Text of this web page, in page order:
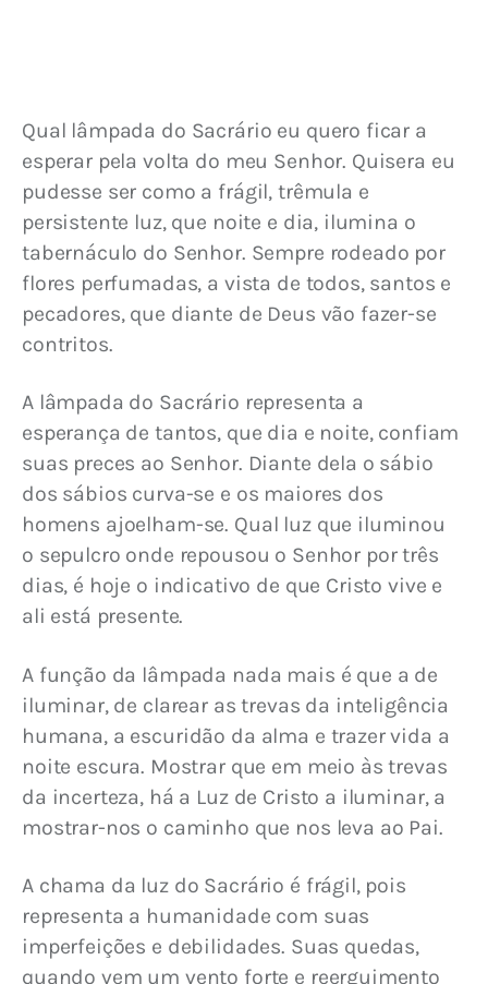
Qual lâmpada do Sacrário eu quero ficar a
esperar pela volta do meu Senhor. Quisera eu
pudesse ser como a frágil, trêmula e
persistente luz, que noite e dia, ilumina o
tabernáculo do Senhor. Sempre rodeado por
flores perfumadas, a vista de todos, santos e
pecadores, que diante de Deus vão fazer-se
contritos.
A lâmpada do Sacrário representa a
esperança de tantos, que dia e noite, confiam
suas preces ao Senhor. Diante dela o sábio
dos sábios curva-se e os maiores dos
homens ajoelham-se. Qual luz que iluminou
o sepulcro onde repousou o Senhor por três
dias, é hoje o indicativo de que Cristo vive e
ali está presente.
A função da lâmpada nada mais é que a de
iluminar, de clarear as trevas da inteligência
humana, a escuridão da alma e trazer vida a
noite escura. Mostrar que em meio às trevas
da incerteza, há a Luz de Cristo a iluminar, a
mostrar-nos o caminho que nos leva ao Pai.
A chama da luz do Sacrário é frágil, pois
representa a humanidade com suas
imperfeições e debilidades. Suas quedas,
quando vem um vento forte e reerguimento